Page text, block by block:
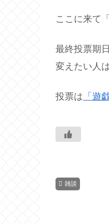
ここに来て
最終投票期
変えたい人
投票は 「遊
雑談